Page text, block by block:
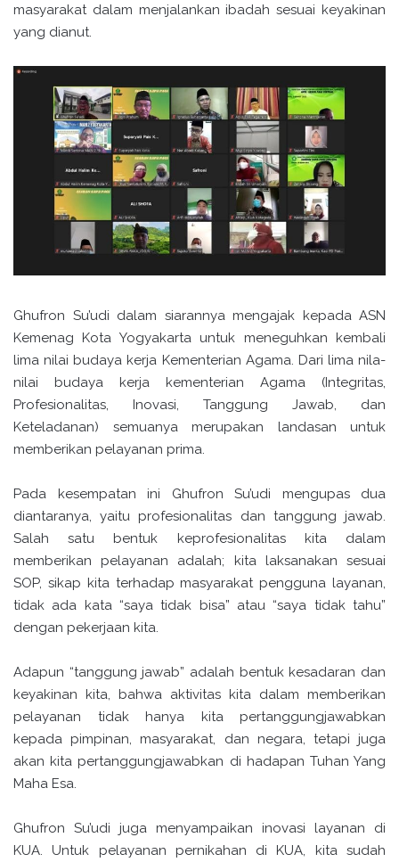
masyarakat dalam menjalankan ibadah sesuai keyakinan
yang dianut.
Ghufron Su’udi dalam siarannya mengajak kepada ASN
Kemenag Kota Yogyakarta untuk meneguhkan kembali
lima nilai budaya kerja Kementerian Agama. Dari lima nila-
nilai budaya kerja kementerian Agama (Integritas,
Profesionalitas, Inovasi, Tanggung Jawab, dan
Keteladanan) semuanya merupakan landasan untuk
memberikan pelayanan prima.
Pada kesempatan ini Ghufron Su’udi mengupas dua
diantaranya, yaitu profesionalitas dan tanggung jawab.
Salah satu bentuk keprofesionalitas kita dalam
memberikan pelayanan adalah; kita laksanakan sesuai
SOP, sikap kita terhadap masyarakat pengguna layanan,
tidak ada kata “saya tidak bisa” atau “saya tidak tahu”
dengan pekerjaan kita.
Adapun “tanggung jawab” adalah bentuk kesadaran dan
keyakinan kita, bahwa aktivitas kita dalam memberikan
pelayanan tidak hanya kita pertanggungjawabkan
kepada pimpinan, masyarakat, dan negara, tetapi juga
akan kita pertanggungjawabkan di hadapan Tuhan Yang
Maha Esa.
Ghufron Su’udi juga menyampaikan inovasi layanan di
KUA. Untuk pelayanan pernikahan di KUA, kita sudah